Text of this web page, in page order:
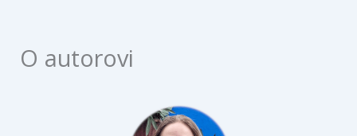
O autorovi